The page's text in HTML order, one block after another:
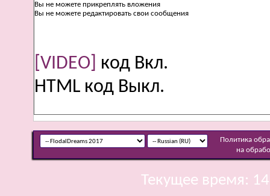
Вы не можете прикреплять вложения
Вы не можете редактировать свои сообщения
[VIDEO] код Вкл.
HTML код Выкл.
Политика
на
Текущее время: